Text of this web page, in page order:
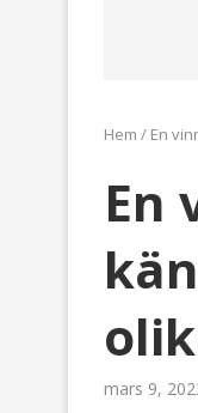
Hem / En
En
mars 9,